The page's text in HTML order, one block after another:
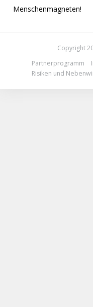
Menschenmagneten!
Copyright
Partnerprogramm
Risiken und